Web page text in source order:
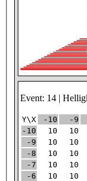
Event: 14 |
Y\X -10 -9
-10
10 10
-9
10 10
-8
10 10
-7
10 10
-6
10 10